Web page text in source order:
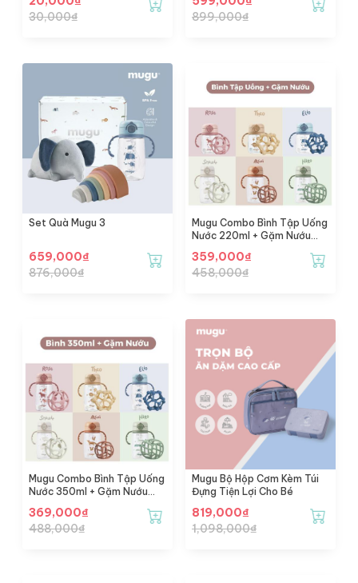
30,000₫
899,000₫
Set Quà Mugu 3
659,000₫
876,000₫
Mugu Combo Bình Tập Uống
Nước 220ml + Gặm Nướu
359,000₫
458,000₫
Mugu Combo Bình Tập Uống
Nước 350ml + Gặm Nướu
369,000₫
488,000₫
Mugu Bộ Hộp Cơm Kèm Túi
Đựng Tiện Lợi Cho Bé
819,000₫
1,098,000₫